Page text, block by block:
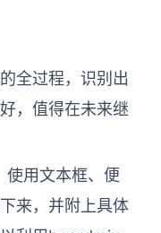
全过程，识别出
，值得在未来继
用文本框、便
来，并附上具体